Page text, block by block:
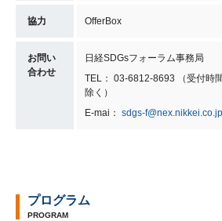
協力 OfferBox
お問い
合わせ
日経SDGsフォーラム事務局
TEL： 03-6812-8693 （受付時
除く）
E-mai： sdgs-f@nex.nikkei.co.jp
プログラム
PROGRAM